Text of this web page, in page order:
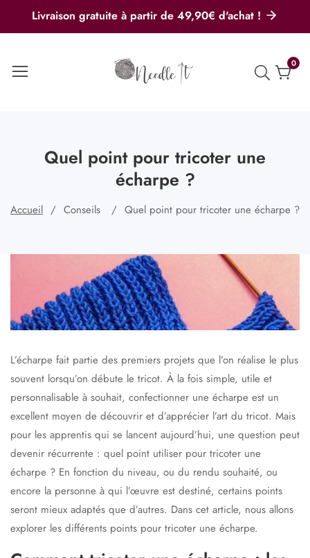
Livraison gratuite à partir de 49,90€ d'achat !
00
Quel point pour tricoter une
écharpe ?
Accueil Conseils Quel point pour tricoter une écharpe ?
L’écharpe fait partie des premiers projets que l’on réalise le plus
souvent lorsqu’on débute le tricot. À la fois simple, utile et
personnalisable à souhait, confectionner une écharpe est un
excellent moyen de découvrir et d’apprécier l’art du tricot. Mais
pour les apprentis qui se lancent aujourd’hui, une question peut
devenir récurrente : quel point utiliser pour tricoter une
écharpe ? En fonction du niveau, ou du rendu souhaité, ou
encore la personne à qui l’œuvre est destiné, certains points
seront mieux adaptés que d’autres. Dans cet article, nous allons
explorer les différents points pour tricoter une écharpe.